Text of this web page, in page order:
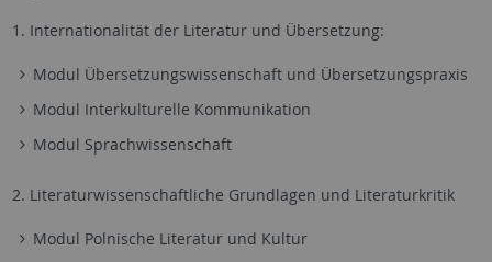
1. Internationalität der Literatur und Übersetzung:
Modul Übersetzungswissenschaft und Übersetzungspraxis
Modul Interkulturelle Kommunikation
Modul Sprachwissenschaft
2. Literaturwissenschaftliche Grundlagen und Literaturkritik
Modul Polnische Literatur und Kultur